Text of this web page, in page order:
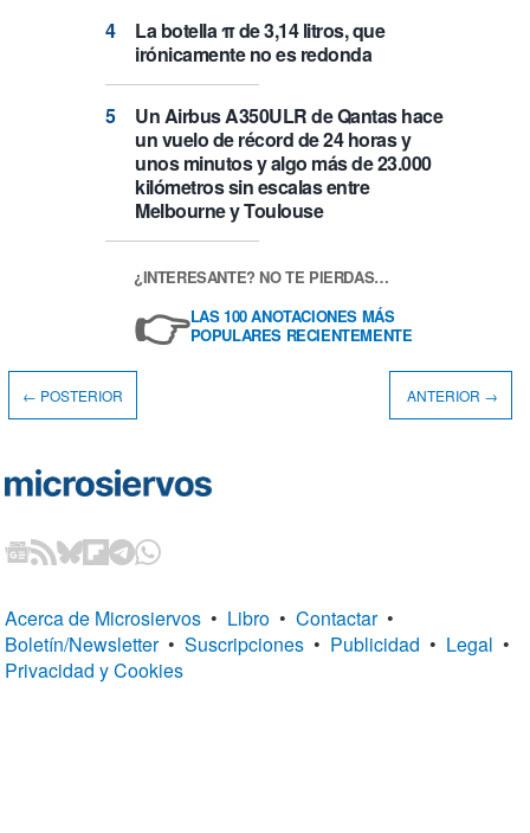
La botella π de 3,14 litros, que
irónicamente no es redonda
Un Airbus A350ULR de Qantas hace
un vuelo de récord de 24 horas y
unos minutos y algo más de 23.000
kilómetros sin escalas entre
Melbourne y Toulouse
¿INTERESANTE? NO TE PIERDAS…
👉LAS 100 ANOTACIONES MÁS
POPULARES RECIENTEMENTE
← POSTERIOR ANTERIOR →
Acerca de Microsiervos • Libro • Contactar •
Boletín/Newsletter • Suscripciones • Publicidad • Legal •
Privacidad y Cookies